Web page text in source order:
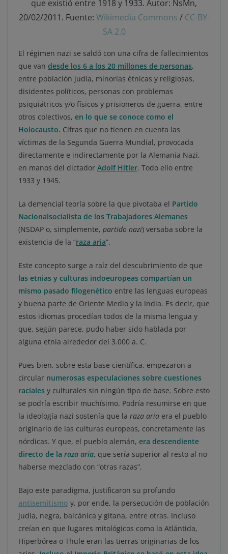
que existió entre 1918 y 1933. Autor: NsMn,
20/02/2011. Fuente: Wikimedia Commons / CC-BY-
SA 2.0
El régimen nazi se saldó con una cifra de fallecimientos
que van desde los 6 a los 20 millones de personas,
entre población judía, minorías étnicas y religiosas,
disidentes políticos, personas con problemas
psiquiátricos y/o físicos y prisioneros de guerra, entre
otros colectivos, en lo que se conoce como el
Holocausto. Cifras que no tienen en cuenta las
víctimas de la Segunda Guerra Mundial, provocada
directamente e indirectamente por la Alemania Nazi,
en manos del dictador Adolf Hitler. Todo ello entre
1933 y 1945.
La demencial teoría sobre la que pivotaba el Partido
Nacionalsocialista de los Trabajadores Alemanes
(NSDAP o, simplemente, partido nazi) versaba sobre la
existencia de la “raza aria”.
Este concepto surge a raíz del descubrimiento de que
las etnias y culturas indoeuropeas compartían un
mismo pasado filogenético entre las lenguas europeas
y buena parte de Oriente Medio y la India. Es decir, que
estos idiomas procedían todos de la misma lengua y
que, según parece, pudo haber sido hablada por
alguna etnia alrededor del 3.000 a. C.
Pues bien, sobre esta base científica, empezaron a
circular numerosas especulaciones sobre cuestiones
raciales y culturales sin ningún tipo de base. Sobre esto
se podría escribir muchísimo. Podría resumirse en que
la ideología nazi sostenía que la raza aria era el pueblo
originario de las culturas europeas, concretamente las
nórdicas. Y que, el pueblo alemán, era descendiente
directo de la raza aria, que sería superior al resto al no
haberse mezclado con “otras razas”.
Bajo este paradigma, justificaron su profundo
antisemitismo y, por ende, la persecución de población
judía, negra, balcánica y gitana, entre otras. Incluso
creían en que lugares mitológicos como la Atlántida,
Hiperbórea o Thule eran las tierras originarias de los